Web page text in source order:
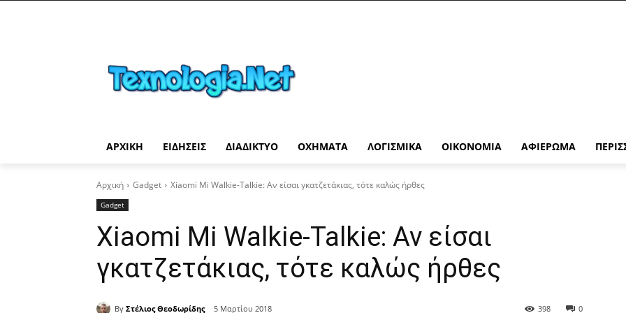
ΑΡΧΙΚΉ ΕΙΔΉΣΕΙΣ ΔΙΑΔΊΚΤΥΟ ΟΧΉΜΑΤΑ ΛΟΓΙΣΜΙΚΆ ΟΙΚΟΝΟΜΊΑ ΑΦΙΈΡΩΜΑ
Αρχική Gadget Xiaomi Mi Walkie-Talkie: Αν είσαι γκατζετάκιας, τότε καλώς ήρθες
Gadget
Xiaomi Mi Walkie-Talkie: Αν είσαι
γκατζετάκιας, τότε καλώς ήρθες
By Στέλιος Θεοδωρίδης 5 Μαρτίου 2018 0
398